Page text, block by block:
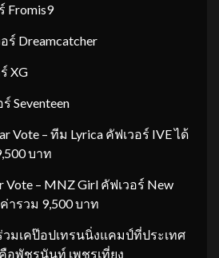
Fromis9
ร์ Dreamcatcher
XG
Seventeen
Vote – ทีม Lyrica คัฟเวอร์ IVE ได้
บาท
Vote – MNZ Girl คัฟเวอร์ New
ารวม 9,500 บาท
วมเคป๊อปเทรนนิ่งแคมป์ที่ประเทศ
อพัชรนันท์ เพชรเที่ยง